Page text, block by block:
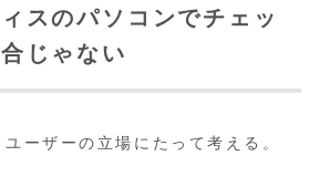
スのパソコンでチェッ
じゃない
ーザーの立場にたって考える。